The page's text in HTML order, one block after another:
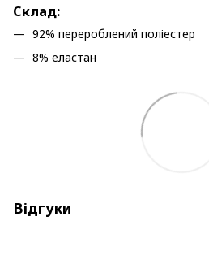
Склад:
92% перероблений поліестер
8% еластан
Відгуки